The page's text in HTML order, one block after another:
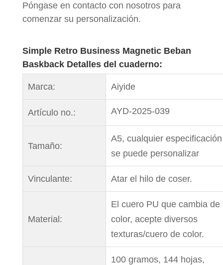
Póngase en contacto con nosotros para
comenzar su personalización.
Simple Retro Business Magnetic Beban
Baskback Detalles del cuaderno:
Marca: Aiyide
Artículo no.: AYD-2025-039
Tamaño:
A5, cualquier especificación
se puede personalizar
Vinculante: Atar el hilo de coser.
Material:
El cuero PU que cambia de
color, acepte diversos
texturas/cuero de color.
100 gramos, 144 hojas,